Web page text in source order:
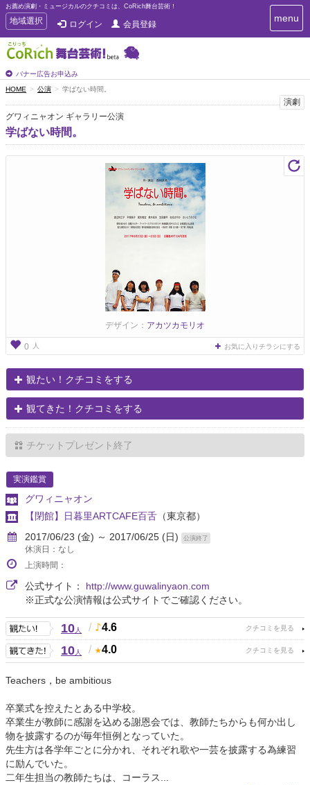
お薦め演劇・ミュージカルのクチコミは、CoRich舞台芸術！
T
o
g
g
e
n
a
v
i
g
地域選択 ログイン 会員登録
バナー広告お申込み
T
o
i
g
menu
HOME 公演 学ばない時間。
演劇
グワィニャオン ギャラリー公演
学ばない時間。
デザイン： アカツカモリオ
0 人 お気に入りチラシにする
観たい！クチコミをする
観てきた！クチコミをする
チケットプレゼント終了
実演鑑賞
グワィニャオン
【閉館】日暮里ARTCAFE百舌 （東京都）
2017/06/23 (金) ～ 2017/06/25 (日)
公演終了
休演日：なし
上演時間：
公式サイト： http://www.guwalinyaon.com
※正式な公演情報は公式サイトでご確認ください。
10人 / 4.6
10人 / 4.0
Teachers，be ambitious
卒業式を控えたとある中学校。
卒業生が教師に感謝を込める謝恩会では、教師たちからも何か出し
物を披露するのが毎年恒例となっていた。
先生方は各学年ごとに分かれ、それぞれ歌や一芸を披露する為練習
に励んでいた。
二年生担当の教師たちは、コーラス...